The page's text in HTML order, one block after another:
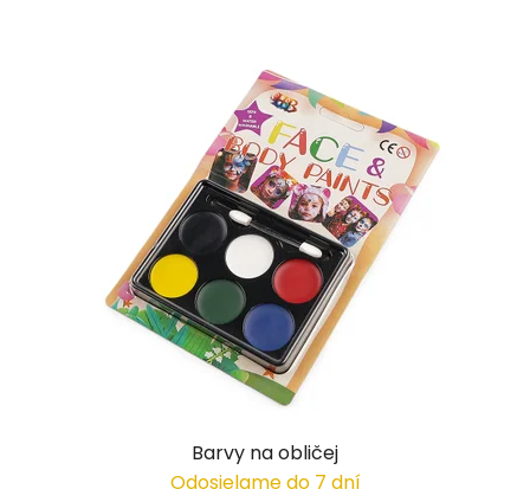
Barvy na obličej
Odosielame do 7 dní